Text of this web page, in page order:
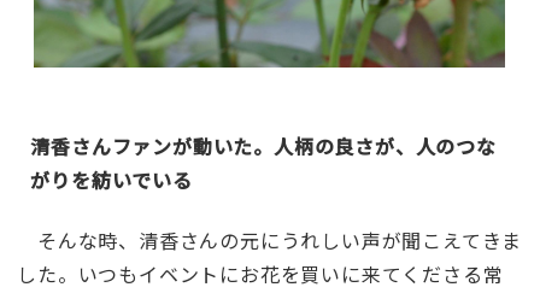
清香さんファンが動いた。人柄の良さが、人のつな
がりを紡いでいる
そんな時、清香さんの元にうれしい声が聞こえてきま
した。いつもイベントにお花を買いに来てくださる常